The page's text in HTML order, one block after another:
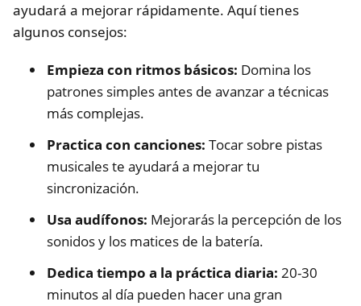
ayudará a mejorar rápidamente. Aquí tienes
algunos consejos:
Empieza con ritmos básicos: Domina los
patrones simples antes de avanzar a técnicas
más complejas.
Practica con canciones: Tocar sobre pistas
musicales te ayudará a mejorar tu
sincronización.
Usa audífonos: Mejorarás la percepción de los
sonidos y los matices de la batería.
Dedica tiempo a la práctica diaria: 20-30
minutos al día pueden hacer una gran